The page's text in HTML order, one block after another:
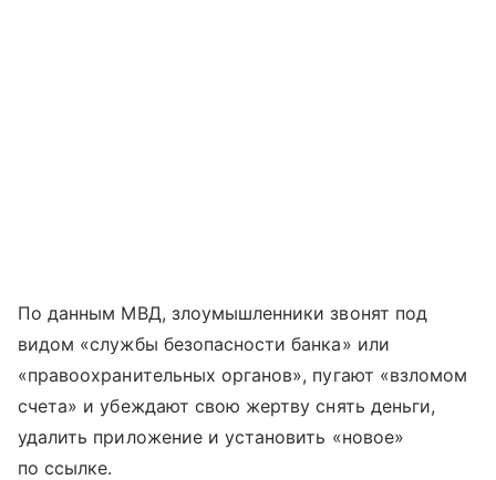
По данным МВД, злоумышленники звонят под
видом «службы безопасности банка» или
«правоохранительных органов», пугают «взломом
счета» и убеждают свою жертву снять деньги,
удалить приложение и установить «новое»
по ссылке.